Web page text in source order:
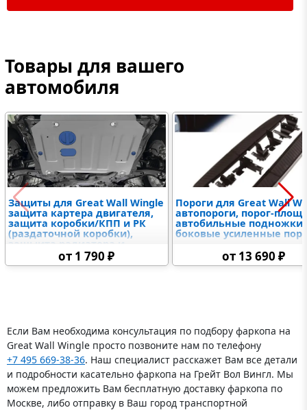
Товары для вашего
автомобиля
Защиты для Great Wall Wingle
защита картера двигателя,
защита коробки/КПП и РК
(раздаточной коробки),
защыита радиатора и
дифференциалов,
топливного бака,
от 1 790 ₽
Пороги для Great Wall
автопороги, порог-
автобильные подножки,
боковые усиленные
от 13 690 ₽
Если Вам необходима консультация по подбору фаркопа на
Great Wall Wingle просто позвоните нам по телефону
+7 495 669-38-36. Наш специалист расскажет Вам все детали
и подробности касательно фаркопа на Грейт Вол Вингл. Мы
можем предложить Вам бесплатную доставку фаркопа по
Москве, либо отправку в Ваш город транспортной